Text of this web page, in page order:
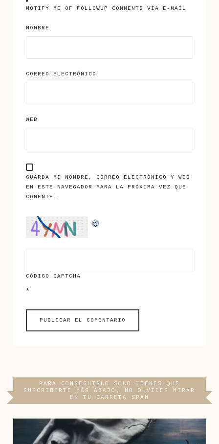
NOTIFY ME OF FOLLOWUP COMMENTS VIA E-MAIL
NOMBRE
CORREO ELECTRÓNICO
WEB
GUARDA MI NOMBRE, CORREO ELECTRÓNICO Y WEB
EN ESTE NAVEGADOR PARA LA PRÓXIMA VEZ QUE
COMENTE.
CÓDIGO CAPTCHA
*
PARA CONSEGUIRLO SOLO TIENES QUE
SUSCRIBIRTE MÁS ABAJO, NO OLVIDES MIRAR
EN TU CARPETA SPAM